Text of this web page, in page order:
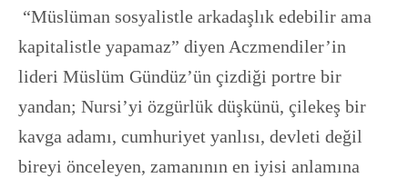
“Müslüman sosyalistle arkadaşlık edebilir ama
kapitalistle yapamaz” diyen Aczmendiler’in
lideri Müslüm Gündüz’ün çizdiği portre bir
yandan; Nursi’yi özgürlük düşkünü, çilekeş bir
kavga adamı, cumhuriyet yanlısı, devleti değil
bireyi önceleyen, zamanının en iyisi anlamına